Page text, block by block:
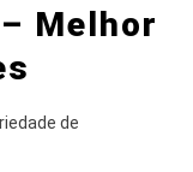
Melhor
de